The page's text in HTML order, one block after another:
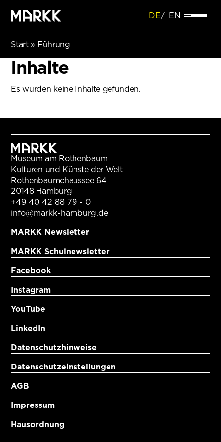
DE EN
Start» Führung
Inhalte
Es wurden keine Inhalte gefunden.
Museum am Rothenbaum
Kulturen und Künste der Welt
Rothenbaumchaussee 64
20148 Hamburg
+49 40 42 88 79 - 0
info@markk-hamburg.de
MARKK Newsletter
MARKK Schulnewsletter
Facebook
Instagram
YouTube
LinkedIn
Datenschutzhinweise
Datenschutzeinstellungen
AGB
Impressum
Hausordnung